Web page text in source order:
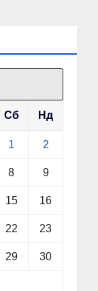
Сб Нд
1 2
8 9
15 16
22 23
29 30